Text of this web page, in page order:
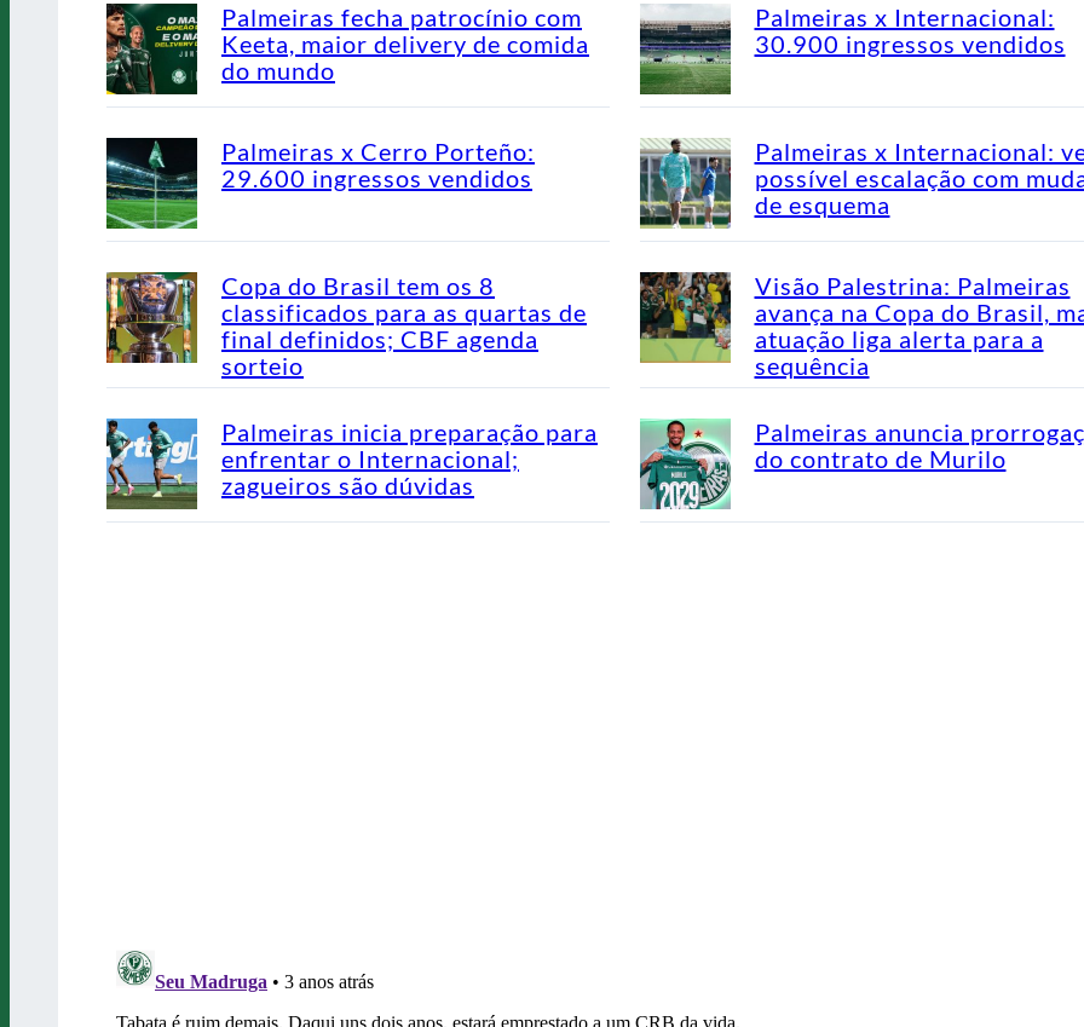
Palmeiras fecha patrocínio com
Keeta, maior delivery de comida
do mundo
Palmeiras x Internacional:
30.900 ingressos vendidos
Palmeiras x Cerro Porteño:
29.600 ingressos vendidos
Palmeiras x Internacional:
possível escalação com
de esquema
Copa do Brasil tem os 8
classificados para as quartas de
final definidos; CBF agenda
sorteio
Visão Palestrina: Palmeiras
avança na Copa do Brasil,
atuação liga alerta para a
sequência
Palmeiras inicia preparação para
enfrentar o Internacional;
zagueiros são dúvidas
Palmeiras anuncia
do contrato de Murilo